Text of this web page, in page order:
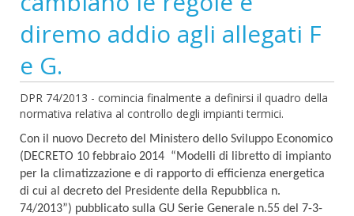
diremo addio agli allegati F
e G.
DPR 74/2013 - comincia finalmente a definirsi il quadro della
normativa relativa al controllo degli impianti termici.
Con il nuovo Decreto del Ministero dello Sviluppo Economico
(DECRETO 10 febbraio 2014 “Modelli di libretto di impianto
per la climatizzazione e di rapporto di efficienza energetica
di cui al decreto del Presidente della Repubblica n.
74/2013”) pubblicato sulla GU Serie Generale n.55 del 7-3-